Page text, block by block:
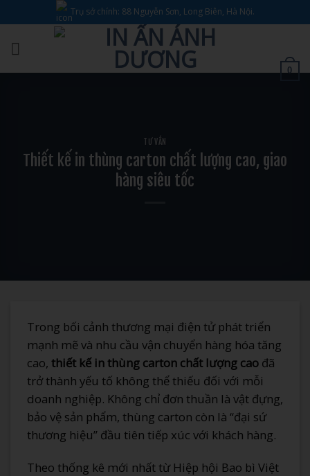
qua
nội
dung
Trụ sở chính: 88 Nguyễn Sơn, Long Biên, Hà Nội.
0
TƯ VẤN
Thiết kế in thùng carton chất lượng cao, giao
hàng siêu tốc
Trong bối cảnh thương mại điện tử phát triển
mạnh mẽ và nhu cầu vận chuyển hàng hóa tăng
cao, thiết kế in thùng carton chất lượng cao đã
trở thành yếu tố không thể thiếu đối với mỗi
doanh nghiệp. Không chỉ đơn thuần là vật đựng,
bảo vệ sản phẩm, thùng carton còn là “đại sứ
thương hiệu” đầu tiên tiếp xúc với khách hàng.
Theo thống kê mới nhất từ Hiệp hội Bao bì Việt